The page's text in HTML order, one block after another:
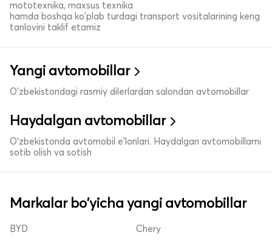
mototexnika, maxsus texnika
hamda boshqa ko'plab turdagi transport vositalarining keng
tanlovini taklif etamiz
Yangi avtomobillar
O'zbekistondagi rasmiy dilerlardan salondan avtomobillar
Haydalgan avtomobillar
O'zbekistonda avtomobil e’lonlari. Haydalgan avtomobillarni
sotib olish va sotish
Markalar bo'yicha yangi avtomobillar
BYD Chery